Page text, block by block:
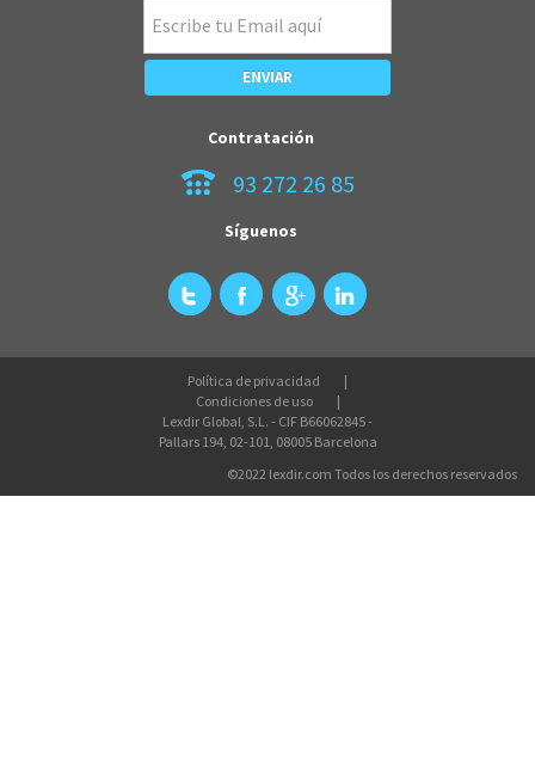
Contratación
93 272 26 85
Síguenos
Política de privacidad
Condiciones de uso
Lexdir Global, S.L. - CIF B66062845 -
Pallars 194, 02-101, 08005 Barcelona
©2022 lexdir.com Todos los derechos reservados